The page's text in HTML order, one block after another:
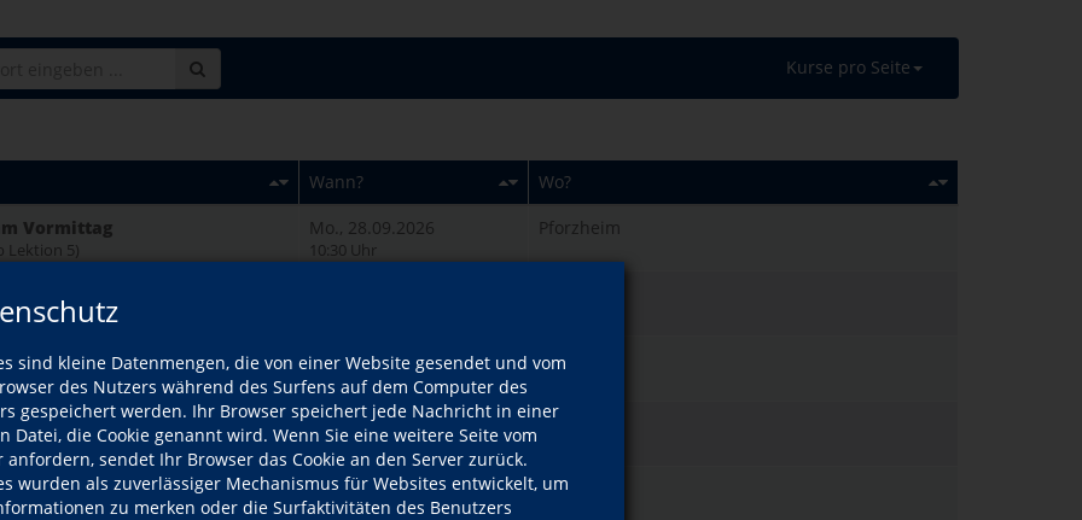
sind kleine Datenmengen, die von einer Website gesendet und vom
des Nutzers während des Surfens auf dem Computer des
gespeichert werden. Ihr Browser speichert jede Nachricht in einer
Datei, die Cookie genannt wird. Wenn Sie eine weitere Seite vom
anfordern, sendet Ihr Browser das Cookie an den Server zurück.
wurden als zuverlässiger Mechanismus für Websites entwickelt, um
zu merken oder die Surfaktivitäten des Benutzers
Kurse pro Seite
Wann?
Wo?
Vormittag
Lektion 5)
Mo., 28.09.2026
10:30 Uhr
Pforzheim
Abend
Lektion 1)
Abend
Lektion 6)
Di., 22.09.2026
18:30 Uhr
Pforzheim
Abend
Lektion 11)
Do., 24.09.2026
18:00 Uhr
Pforzheim
Spätnachmittag
Lektion 1)
Mi., 16.09.2026
17:00 Uhr
Pforzheim